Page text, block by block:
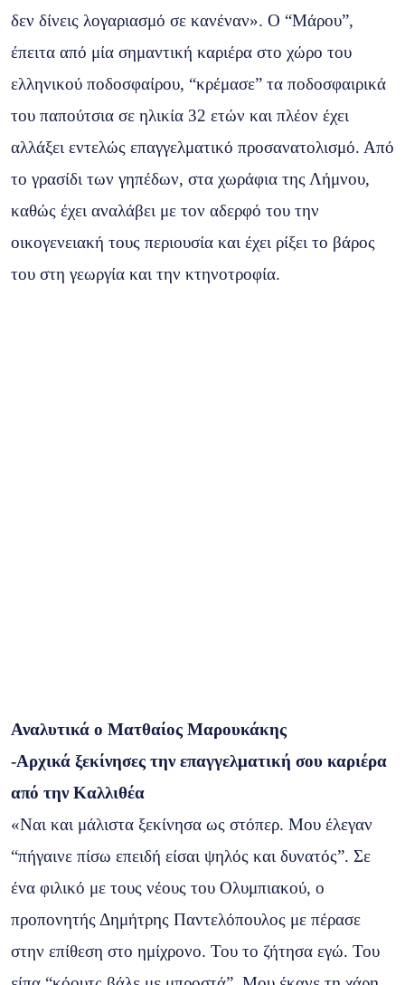
δεν δίνεις λογαριασμό σε κανέναν». Ο “Μάρου”,
έπειτα από μία σημαντική καριέρα στο χώρο του
ελληνικού ποδοσφαίρου, “κρέμασε” τα ποδοσφαιρικά
του παπούτσια σε ηλικία 32 ετών και πλέον έχει
αλλάξει εντελώς επαγγελματικό προσανατολισμό. Από
το γρασίδι των γηπέδων, στα χωράφια της Λήμνου,
καθώς έχει αναλάβει με τον αδερφό του την
οικογενειακή τους περιουσία και έχει ρίξει το βάρος
του στη γεωργία και την κτηνοτροφία.
Αναλυτικά ο Ματθαίος Μαρουκάκης
-Αρχικά ξεκίνησες την επαγγελματική σου καριέρα
από την Καλλιθέα
«Ναι και μάλιστα ξεκίνησα ως στόπερ. Μου έλεγαν
“πήγαινε πίσω επειδή είσαι ψηλός και δυνατός”. Σε
ένα φιλικό με τους νέους του Ολυμπιακού, ο
προπονητής Δημήτρης Παντελόπουλος με πέρασε
στην επίθεση στο ημίχρονο. Του το ζήτησα εγώ. Του